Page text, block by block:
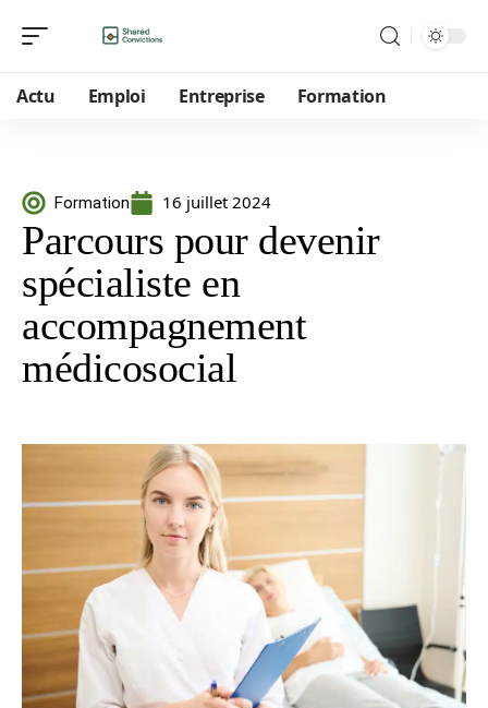
Actu Emploi Entreprise Formation
Formation 16 juillet 2024
Parcours pour devenir
spécialiste en
accompagnement
médicosocial